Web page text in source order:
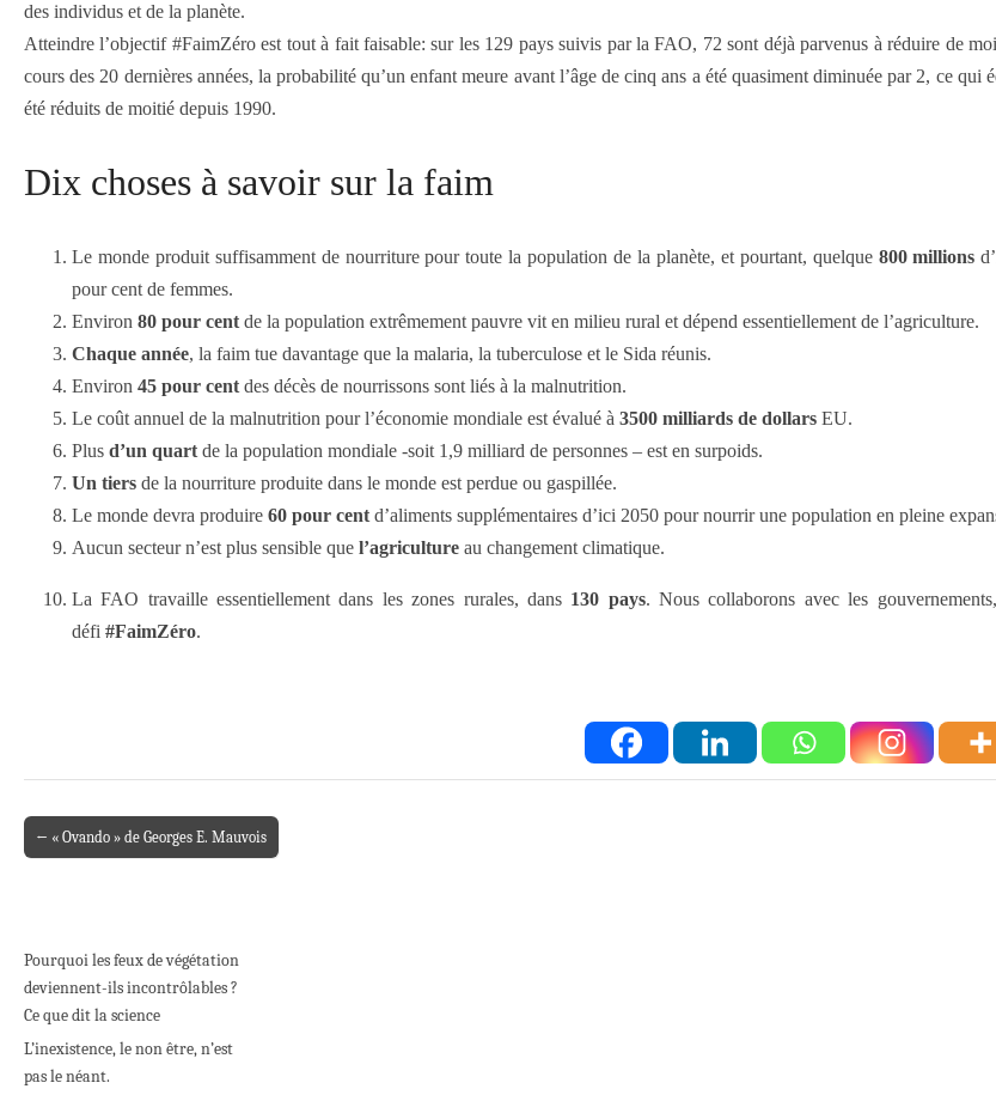
des individus et de la planète.
Atteindre l’objectif #FaimZéro est tout à fait faisable: sur les 129 pays suivis par la FAO, 72 sont déjà parvenus à réduire de
cours des 20 dernières années, la probabilité qu’un enfant meure avant l’âge de cinq ans a été quasiment diminuée par 2, ce
été réduits de moitié depuis 1990.
Dix choses à savoir sur la faim
Le monde produit suffisamment de nourriture pour toute la population de la planète, et pourtant, quelque 800 millions
pour cent de femmes.
Environ 80 pour cent de la population extrêmement pauvre vit en milieu rural et dépend essentiellement de l’agriculture.
Chaque année, la faim tue davantage que la malaria, la tuberculose et le Sida réunis.
Environ 45 pour cent des décès de nourrissons sont liés à la malnutrition.
Le coût annuel de la malnutrition pour l’économie mondiale est évalué à 3500 milliards de dollars EU.
Plus d’un quart de la population mondiale -soit 1,9 milliard de personnes – est en surpoids.
Un tiers de la nourriture produite dans le monde est perdue ou gaspillée.
Le monde devra produire 60 pour cent d’aliments supplémentaires d’ici 2050 pour nourrir une population en pleine
Aucun secteur n’est plus sensible que l’agriculture au changement climatique.
La FAO travaille essentiellement dans les zones rurales, dans 130 pays. Nous collaborons avec les
défi #FaimZéro.
Post navigation
← « Ovando » de Georges E. Mauvois
Pourquoi les feux de végétation
deviennent-ils incontrôlables ?
Ce que dit la science
L’inexistence, le non être, n’est
pas le néant.